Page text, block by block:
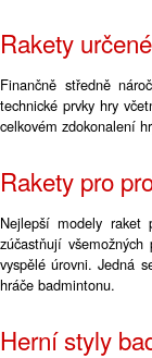
Rakety
Finančně středně
technické prvky hry
celkovém zdokonalení
Rakety pro
Nejlepší modely raket
zúčastňují
vyspělé úrovni. Jedná
hráče badmintonu.
Herní styly